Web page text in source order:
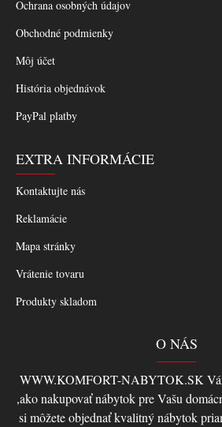
Ochrana osobných údajov
Obchodné podmienky
Môj účet
História objednávok
PayPal platby
EXTRA INFORMÁCIE
Kontaktujte nás
Reklamácie
Mapa stránky
Vrátenie tovaru
Produkty skladom
O NÁS
WWW.KOMFORT-NABYTOK.SK
,ako nakupovať nábytok pre Vašu
si môžete objednať kvalitný nábytok